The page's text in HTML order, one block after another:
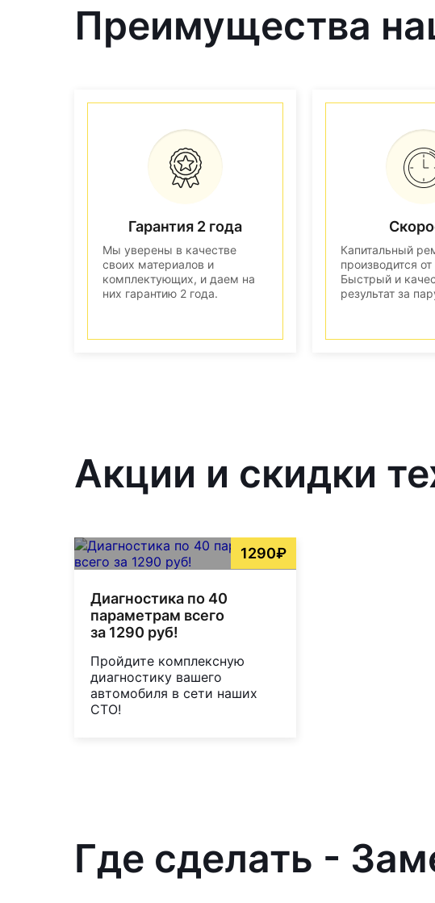
Преимущества
Гарантия 2 года
Мы уверены в качестве
своих материалов и
комплектующих, и даем на
них гарантию 2 года.
Капитальный
производится
Быстрый и
результат за
Акции и скидки
1290₽
Диагностика по 40
параметрам всего
за 1290 руб!
Пройдите комплексную
диагностику вашего
автомобиля в сети наших
СТО!
Где сделать -